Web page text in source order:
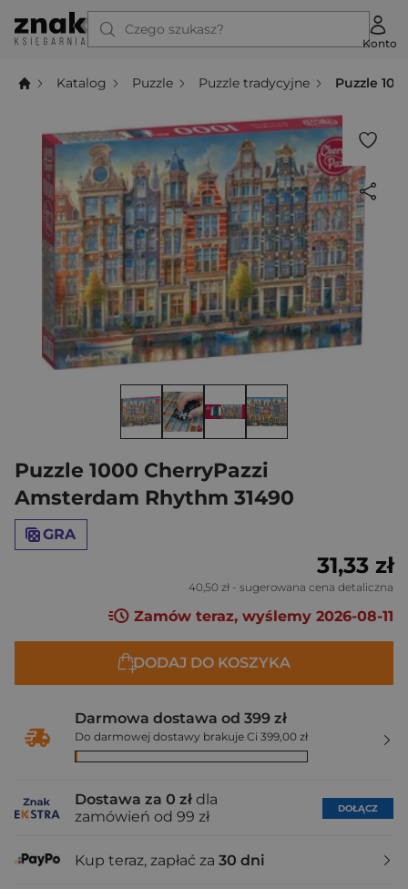
Czego szukasz?
Konto
Katalog Puzzle Puzzle tradycyjne Puzzle
Puzzle 1000 CherryPazzi
Amsterdam Rhythm 31490
GRA
31,33 zł
40,50 zł - sugerowana cena detaliczna
Zamów teraz, wyślemy 2026-08-11
DODAJ DO KOSZYKA
Darmowa dostawa od 399 zł
Do darmowej dostawy brakuje Ci 399,00 zł
Dostawa za 0 zł dla
zamówień od 99 zł
DOŁĄCZ
Kup teraz, zapłać za 30 dni